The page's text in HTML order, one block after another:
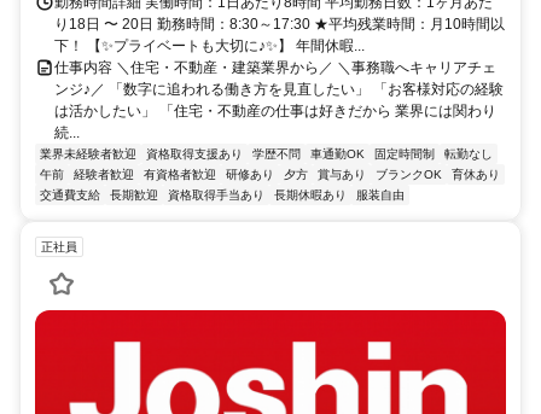
り18日 〜 20日 勤務時間：8:30～17:30 ★平均残業時間：月10時間以
下！ 【✨プライベートも大切に♪✨】 年間休暇...
仕事内容 ＼住宅・不動産・建築業界から／ ＼事務職へキャリアチェ
ンジ♪／ 「数字に追われる働き方を見直したい」 「お客様対応の経験
は活かしたい」 「住宅・不動産の仕事は好きだから 業界には関わり
続...
業界未経験者歓迎 資格取得支援あり 学歴不問 車通勤OK 固定時間制
転勤なし
午前
経験者歓迎 有資格者歓迎 研修あり 夕方 賞与あり ブランクOK
育休あり
交通費支給
長期歓迎 資格取得手当あり 長期休暇あり 服装自由
正社員